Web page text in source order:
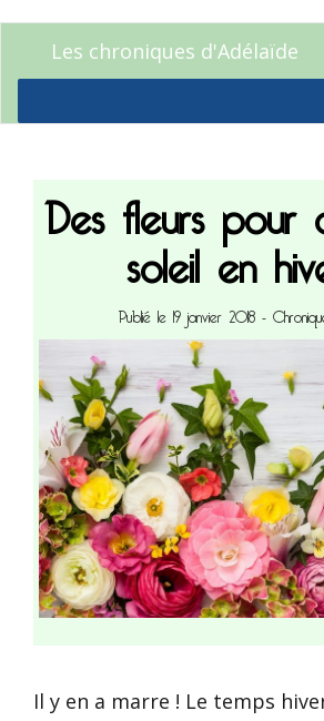
Les chroniques d'Adélaïde
Des fleurs
soleil en
Publié le 19 janvier 2018-
Il y en a marre ! Le temps